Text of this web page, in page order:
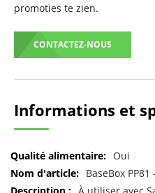
promoties te zien.
CONTACTEZ-NOUS
Informations et
Pour
plus
Oui
BaseBox